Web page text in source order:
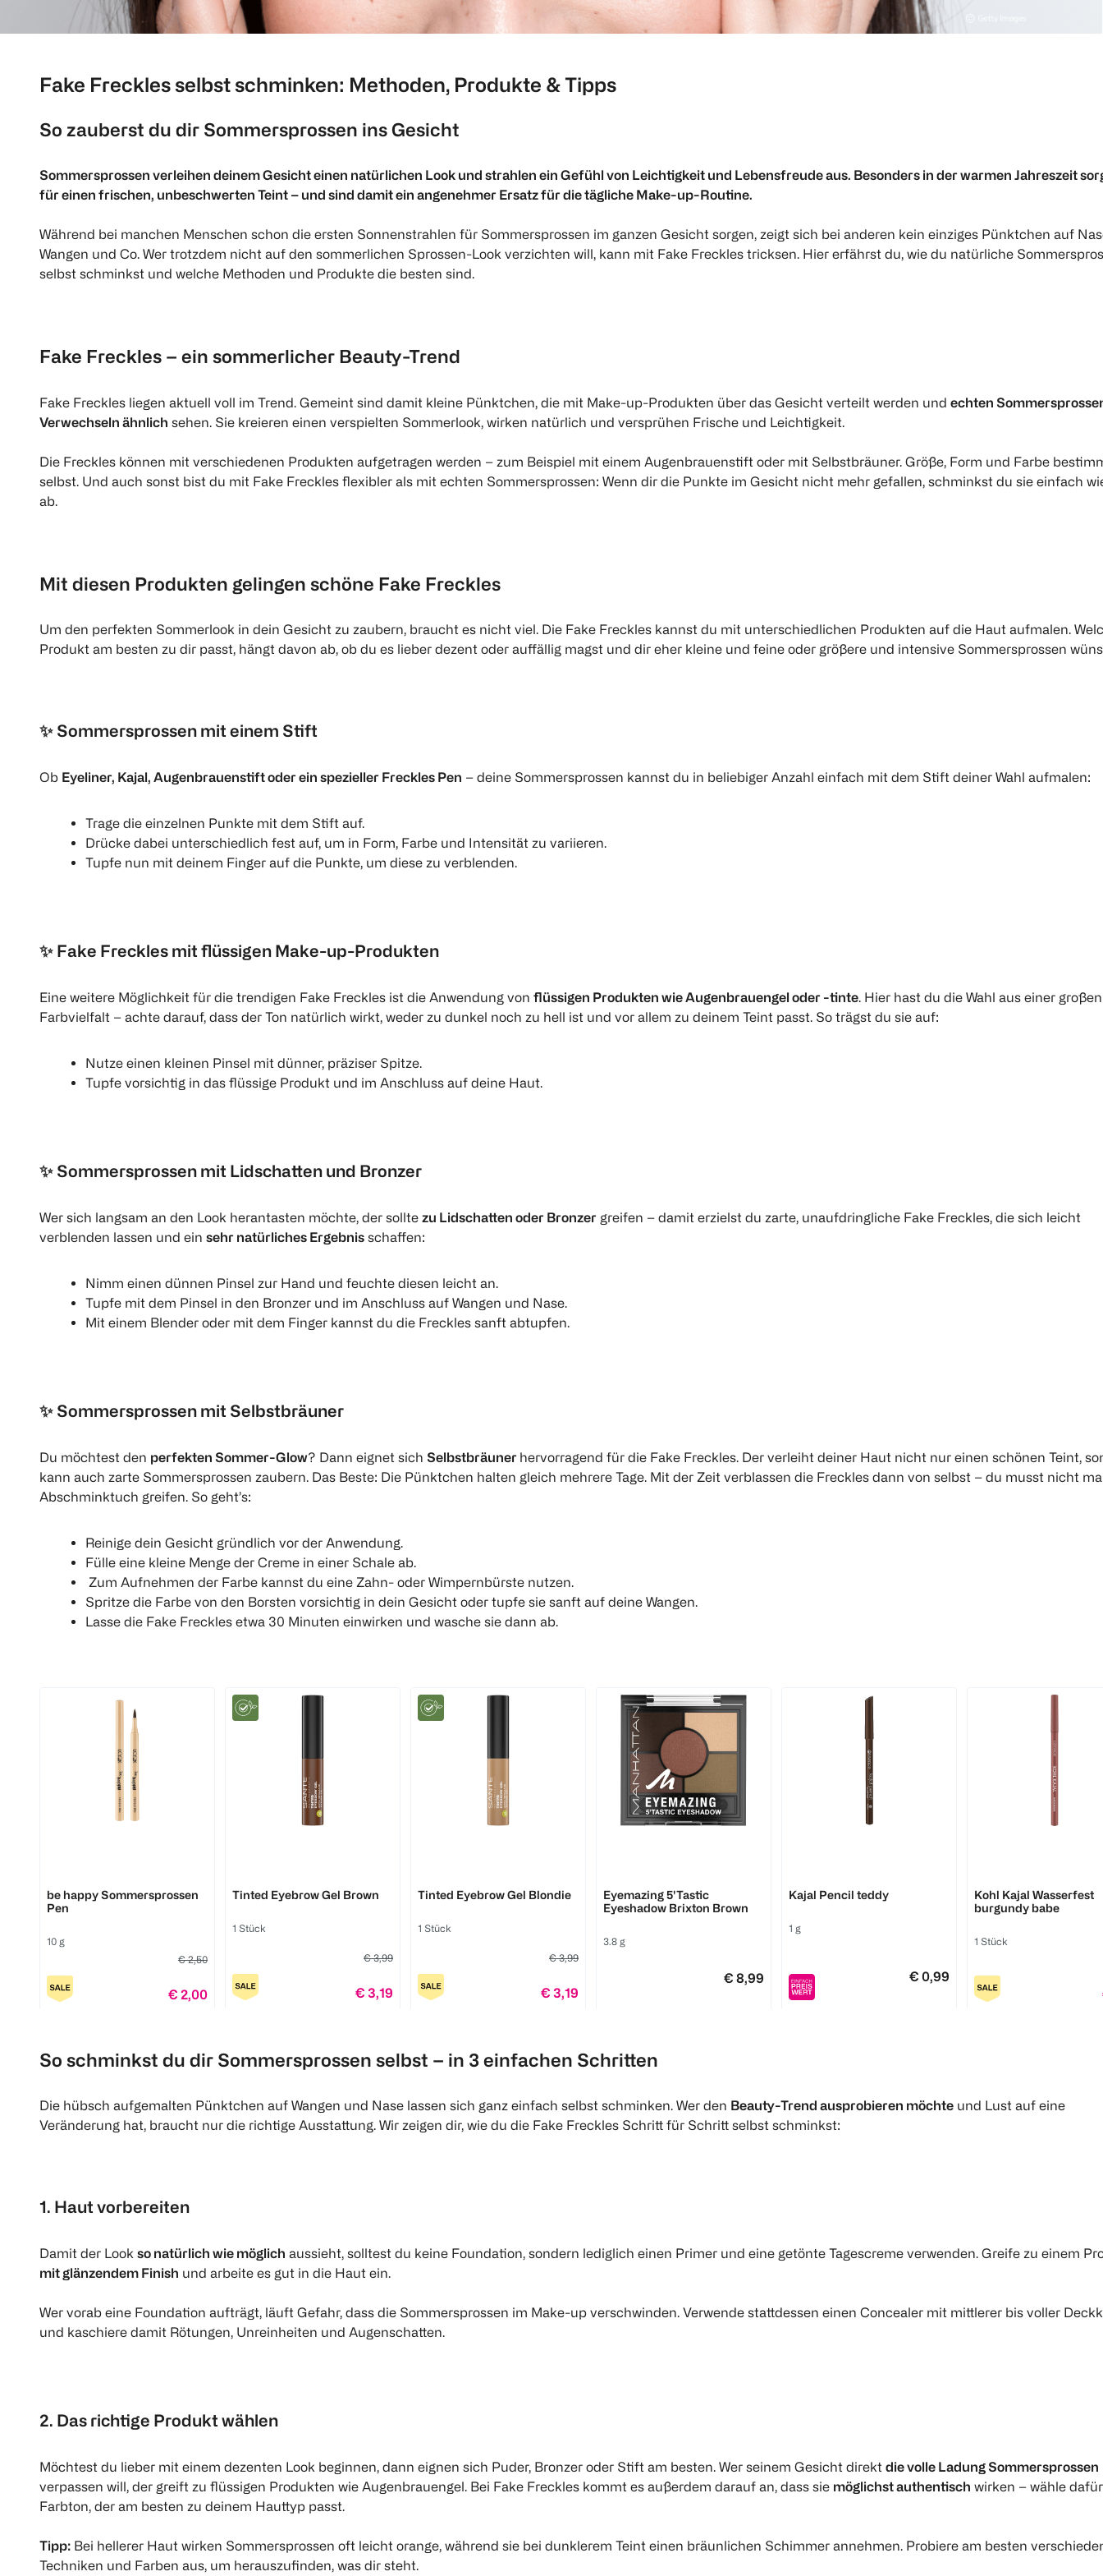
Fake Freckles selbst schminken: Methoden, Produkte & Tipps
So zauberst du dir Sommersprossen ins Gesicht
Sommersprossen verleihen deinem Gesicht einen natürlichen Look und strahlen ein Gefühl von Leichtigkeit und Lebensfreude aus. Besonders in der warmen Jahreszeit
für einen frischen, unbeschwerten Teint – und sind damit ein angenehmer Ersatz für die tägliche Make-up-Routine.
Während bei manchen Menschen schon die ersten Sonnenstrahlen für Sommersprossen im ganzen Gesicht sorgen, zeigt sich bei anderen kein einziges Pünktchen auf
Wangen und Co. Wer trotzdem nicht auf den sommerlichen Sprossen-Look verzichten will, kann mit Fake Freckles tricksen. Hier erfährst du, wie du natürliche
selbst schminkst und welche Methoden und Produkte die besten sind.
Fake Freckles – ein sommerlicher Beauty-Trend
Fake Freckles liegen aktuell voll im Trend. Gemeint sind damit kleine Pünktchen, die mit Make-up-Produkten über das Gesicht verteilt werden und echten
Verwechseln ähnlich sehen. Sie kreieren einen verspielten Sommerlook, wirken natürlich und versprühen Frische und Leichtigkeit.
Die Freckles können mit verschiedenen Produkten aufgetragen werden – zum Beispiel mit einem Augenbrauenstift oder mit Selbstbräuner. Größe, Form und Farbe
selbst. Und auch sonst bist du mit Fake Freckles flexibler als mit echten Sommersprossen: Wenn dir die Punkte im Gesicht nicht mehr gefallen, schminkst du sie einfach
ab.
Mit diesen Produkten gelingen schöne Fake Freckles
Um den perfekten Sommerlook in dein Gesicht zu zaubern, braucht es nicht viel. Die Fake Freckles kannst du mit unterschiedlichen Produkten auf die Haut aufmalen.
Produkt am besten zu dir passt, hängt davon ab, ob du es lieber dezent oder auffällig magst und dir eher kleine und feine oder größere und intensive Sommersprossen
✨ Sommersprossen mit einem Stift
Ob Eyeliner, Kajal, Augenbrauenstift oder ein spezieller Freckles Pen – deine Sommersprossen kannst du in beliebiger Anzahl einfach mit dem Stift deiner Wahl aufmalen:
Trage die einzelnen Punkte mit dem Stift auf.
Drücke dabei unterschiedlich fest auf, um in Form, Farbe und Intensität zu variieren.
Tupfe nun mit deinem Finger auf die Punkte, um diese zu verblenden.
✨ Fake Freckles mit flüssigen Make-up-Produkten
Eine weitere Möglichkeit für die trendigen Fake Freckles ist die Anwendung von flüssigen Produkten wie Augenbrauengel oder -tinte. Hier hast du die Wahl aus einer großen
Farbvielfalt – achte darauf, dass der Ton natürlich wirkt, weder zu dunkel noch zu hell ist und vor allem zu deinem Teint passt. So trägst du sie auf:
Nutze einen kleinen Pinsel mit dünner, präziser Spitze.
Tupfe vorsichtig in das flüssige Produkt und im Anschluss auf deine Haut.
✨ Sommersprossen mit Lidschatten und Bronzer
Wer sich langsam an den Look herantasten möchte, der sollte zu Lidschatten oder Bronzer greifen – damit erzielst du zarte, unaufdringliche Fake Freckles, die sich leicht
verblenden lassen und ein sehr natürliches Ergebnis schaffen:
Nimm einen dünnen Pinsel zur Hand und feuchte diesen leicht an.
Tupfe mit dem Pinsel in den Bronzer und im Anschluss auf Wangen und Nase.
Mit einem Blender oder mit dem Finger kannst du die Freckles sanft abtupfen.
✨ Sommersprossen mit Selbstbräuner
Du möchtest den perfekten Sommer-Glow? Dann eignet sich Selbstbräuner hervorragend für die Fake Freckles. Der verleiht deiner Haut nicht nur einen schönen Teint,
kann auch zarte Sommersprossen zaubern. Das Beste: Die Pünktchen halten gleich mehrere Tage. Mit der Zeit verblassen die Freckles dann von selbst – du musst nicht
Abschminktuch greifen. So geht’s:
Reinige dein Gesicht gründlich vor der Anwendung.
Fülle eine kleine Menge der Creme in einer Schale ab.
Zum Aufnehmen der Farbe kannst du eine Zahn- oder Wimpernbürste nutzen.
Spritze die Farbe von den Borsten vorsichtig in dein Gesicht oder tupfe sie sanft auf deine Wangen.
Lasse die Fake Freckles etwa 30 Minuten einwirken und wasche sie dann ab.
be happy Sommersprossen
Pen
10 g
€ 2,50
€ 2,00
Tinted Eyebrow Gel Brown
1 Stück
€ 3,99
€ 3,19
Tinted Eyebrow Gel Blondie
1 Stück
€ 3,99
€ 3,19
Eyemazing 5'Tastic
Eyeshadow Brixton Brown
3.8 g
€ 8,99
Kajal Pencil teddy
1 g
€ 0,99
Kohl Kajal Wasserfest
burgundy babe
1 Stück
LOOK BY BIPA
brown
1 Stück
€ 1,50
St. Moriz
Professional Selbstbräuner
Gesichtsspray
150 ml
Quantity: 1
So schminkst du dir Sommersprossen selbst – in 3 einfachen Schritten
Die hübsch aufgemalten Pünktchen auf Wangen und Nase lassen sich ganz einfach selbst schminken. Wer den Beauty-Trend ausprobieren möchte und Lust auf eine
Veränderung hat, braucht nur die richtige Ausstattung. Wir zeigen dir, wie du die Fake Freckles Schritt für Schritt selbst schminkst:
1. Haut vorbereiten
Damit der Look so natürlich wie möglich aussieht, solltest du keine Foundation, sondern lediglich einen Primer und eine getönte Tagescreme verwenden. Greife zu einem
mit glänzendem Finish und arbeite es gut in die Haut ein.
Wer vorab eine Foundation aufträgt, läuft Gefahr, dass die Sommersprossen im Make-up verschwinden. Verwende stattdessen einen Concealer mit mittlerer bis voller
und kaschiere damit Rötungen, Unreinheiten und Augenschatten.
2. Das richtige Produkt wählen
Möchtest du lieber mit einem dezenten Look beginnen, dann eignen sich Puder, Bronzer oder Stift am besten. Wer seinem Gesicht direkt die volle Ladung Sommersprossen
verpassen will, der greift zu flüssigen Produkten wie Augenbrauengel. Bei Fake Freckles kommt es außerdem darauf an, dass sie möglichst authentisch wirken – wähle
Farbton, der am besten zu deinem Hauttyp passt.
Tipp: Bei hellerer Haut wirken Sommersprossen oft leicht orange, während sie bei dunklerem Teint einen bräunlichen Schimmer annehmen. Probiere am besten
Techniken und Farben aus, um herauszufinden, was dir steht.